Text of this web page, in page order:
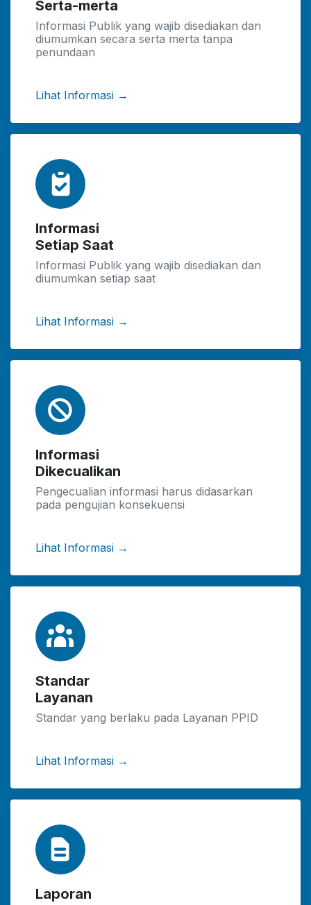
Serta-merta
Informasi Publik yang wajib disediakan dan
diumumkan secara serta merta tanpa
penundaan
Lihat Informasi →
Informasi
Setiap Saat
Informasi Publik yang wajib disediakan dan
diumumkan setiap saat
Lihat Informasi →
Informasi
Dikecualikan
Pengecualian informasi harus didasarkan
pada pengujian konsekuensi
Lihat Informasi →
Standar
Layanan
Standar yang berlaku pada Layanan PPID
Lihat Informasi →
Laporan